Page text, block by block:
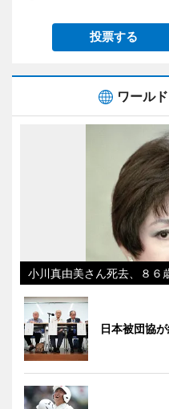
投票する
ワール
小川真由美さん死去、８６
日本被団協